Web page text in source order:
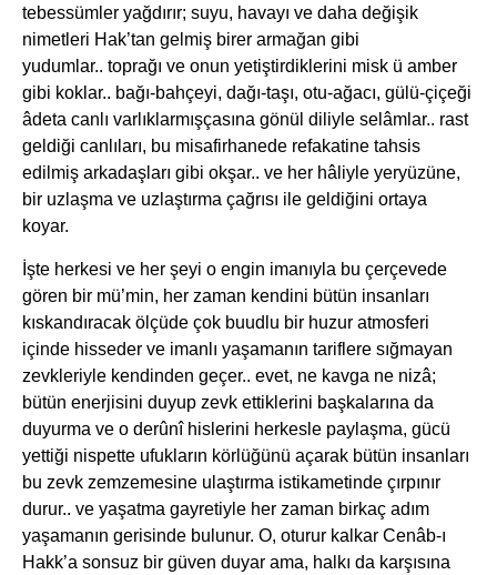
tebessümler yağdırır; suyu, havayı ve daha değişik
nimetleri Hak’tan gelmiş birer armağan gibi
yudumlar.. toprağı ve onun yetiştirdiklerini misk ü amber
gibi koklar.. bağı-bahçeyi, dağı-taşı, otu-ağacı, gülü-çiçeği
âdeta canlı varlıklarmışçasına gönül diliyle selâmlar.. rast
geldiği canlıları, bu misafirhanede refakatine tahsis
edilmiş arkadaşları gibi okşar.. ve her hâliyle yeryüzüne,
bir uzlaşma ve uzlaştırma çağrısı ile geldiğini ortaya
koyar.
İşte herkesi ve her şeyi o engin imanıyla bu çerçevede
gören bir mü’min, her zaman kendini bütün insanları
kıskandıracak ölçüde çok buudlu bir huzur atmosferi
içinde hisseder ve imanlı yaşamanın tariflere sığmayan
zevkleriyle kendinden geçer.. evet, ne kavga ne nizâ;
bütün enerjisini duyup zevk ettiklerini başkalarına da
duyurma ve o derûnî hislerini herkesle paylaşma, gücü
yettiği nispette ufukların körlüğünü açarak bütün insanları
bu zevk zemzemesine ulaştırma istikametinde çırpınır
durur.. ve yaşatma gayretiyle her zaman birkaç adım
yaşamanın gerisinde bulunur. O, oturur kalkar Cenâb-ı
Hakk’a sonsuz bir güven duyar ama, halkı da karşısına